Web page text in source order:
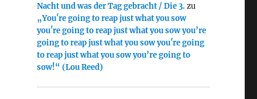
Nacht und was der Tag gebracht / Die 3. zu
„You′re going to reap just what you sow
you′re going to reap just what you sow you’re
going to reap just what you sow you′re going
to reap just what you sow you’re going to
sow!“ (Lou Reed)